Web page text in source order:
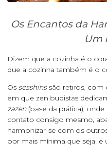
Os Encantos da
Um
Dizem que a cozinha é o
que a cozinha também é o
Os sesshinssão retiros, com
em que zen budistas
zazen(base da prática),
contato consigo mesmo,
harmonizar-se com os
por mais mínima que seja,